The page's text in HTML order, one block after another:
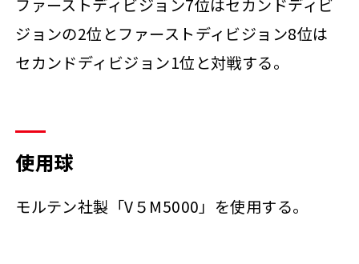
ファーストディビジョン7位はセカンドディビ
ジョンの2位とファーストディビジョン8位は
セカンドディビジョン1位と対戦する。
使用球
モルテン社製「V５M5000」を使用する。